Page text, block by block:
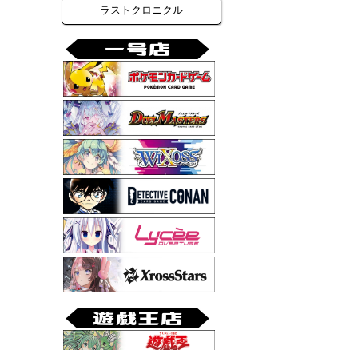
ラストクロニクル